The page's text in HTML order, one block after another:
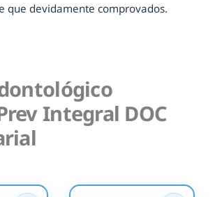
que devidamente comprovados.
Integral DOC